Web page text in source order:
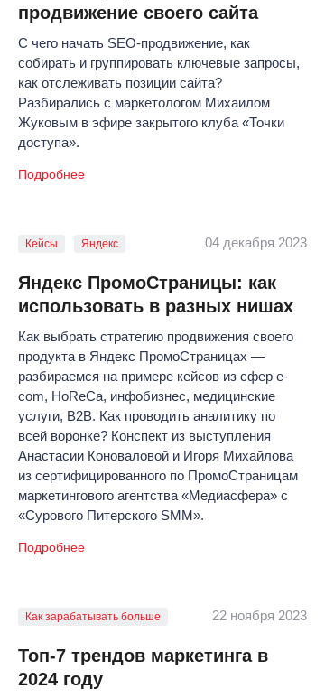
продвижение своего сайта
С чего начать SEO-продвижение, как
собирать и группировать ключевые запросы,
как отслеживать позиции сайта?
Разбирались с маркетологом Михаилом
Жуковым в эфире закрытого клуба «‎Точки
доступа».
Подробнее
04 декабря 2023
Кейсы Яндекс
Яндекс ПромоСтраницы: как
использовать в разных нишах
Как выбрать стратегию продвижения своего
продукта в Яндекс ПромоСтраницах —
разбираемся на примере кейсов из сфер e-
com, HoReCa, инфобизнес, медицинские
услуги, B2B. Как проводить аналитику по
всей воронке? Конспект из выступления
Анастасии Коноваловой и Игоря Михайлова
из сертифицированного по ПромоСтраницам
маркетингового агентства «Медиасфера» с
«Сурового Питерского SMM».
Подробнее
22 ноября 2023
Как зарабатывать больше
Топ-7 трендов маркетинга в
2024 году